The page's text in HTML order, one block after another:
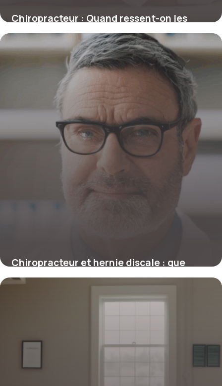
Chiropracteur : Quand ressent-on les
premiers effets d’une séance ?
4 juillet 2025
Chiropracteur et hernie discale : que
disent les avis et la science ?